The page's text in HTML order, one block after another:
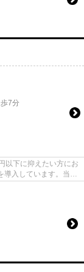
歩7分
以下に抑えたい方にお
導入しています。当社